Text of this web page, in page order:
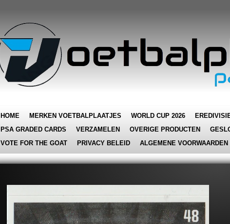
HOME MERKEN VOETBALPLAATJES WORLD CUP 2026
PSA GRADED CARDS
VERZAMELEN OVERIGE PRODUCTEN
VOTE FOR THE GOAT
PRIVACY BELEID ALGEMENE VOORWAARDEN